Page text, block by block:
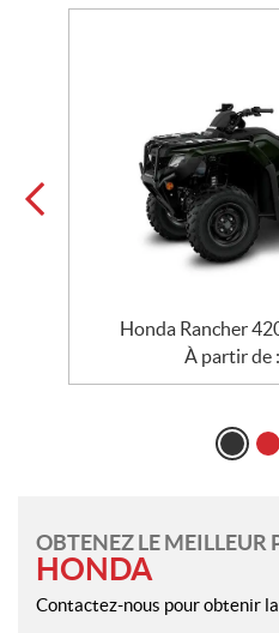
Honda Rancher
À partir de :
OBTENEZ LE MEILLEUR
HONDA
Contactez-nous pour obtenir